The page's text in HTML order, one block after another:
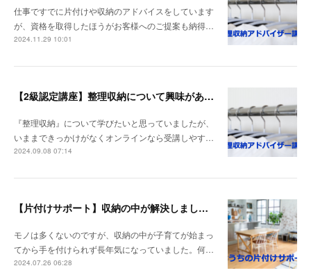
仕事ですでに片付けや収納のアドバイスをしています
が、資格を取得したほうがお客様へのご提案も納得…
2024.11.29 10:01
【2級認定講座】整理収納について興味がありました。
『整理収納』について学びたいと思っていましたが、
いままできっかけがなくオンラインなら受講しやす…
2024.09.08 07:14
【片付けサポート】収納の中が解決しました。
モノは多くないのですが、収納の中が子育てが始まっ
てから手を付けられず長年気になっていました。何…
2024.07.26 06:28